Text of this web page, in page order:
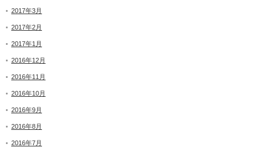
2017年3月
2017年2月
2017年1月
2016年12月
2016年11月
2016年10月
2016年9月
2016年8月
2016年7月